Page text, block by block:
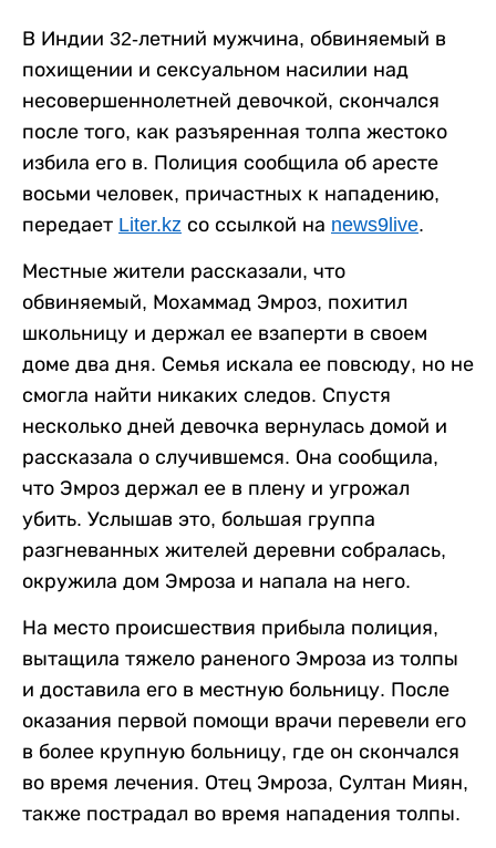
В Индии 32-летний мужчина, обвиняемый в
похищении и сексуальном насилии над
несовершеннолетней девочкой, скончался
после того, как разъяренная толпа жестоко
избила его в. Полиция сообщила об аресте
восьми человек, причастных к нападению,
передает Liter.kz со ссылкой на news9live.
Местные жители рассказали, что
обвиняемый, Мохаммад Эмроз, похитил
школьницу и держал ее взаперти в своем
доме два дня. Семья искала ее повсюду, но не
смогла найти никаких следов. Спустя
несколько дней девочка вернулась домой и
рассказала о случившемся. Она сообщила,
что Эмроз держал ее в плену и угрожал
убить. Услышав это, большая группа
разгневанных жителей деревни собралась,
окружила дом Эмроза и напала на него.
На место происшествия прибыла полиция,
вытащила тяжело раненого Эмроза из толпы
и доставила его в местную больницу. После
оказания первой помощи врачи перевели его
в более крупную больницу, где он скончался
во время лечения. Отец Эмроза, Султан Миян,
также пострадал во время нападения толпы.